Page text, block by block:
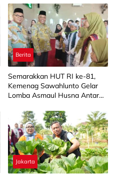
Berita
Semarakkan HUT RI ke-81,
Kemenag Sawahlunto Gelar
Lomba Asmaul Husna Antar
Jakarta